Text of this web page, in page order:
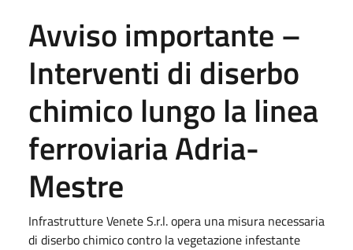
Avviso importante –
Interventi di diserbo
chimico lungo la linea
ferroviaria Adria-
Mestre
Infrastrutture Venete S.r.l. opera una misura necessaria
di diserbo chimico contro la vegetazione infestante